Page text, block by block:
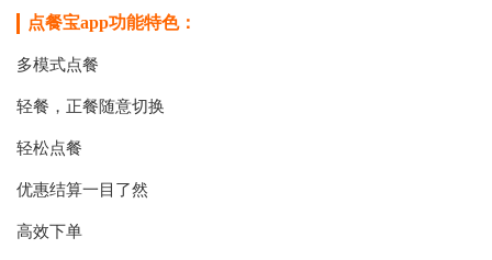
点餐宝app功能特色：
多模式点餐
轻餐，正餐随意切换
轻松点餐
优惠结算一目了然
高效下单